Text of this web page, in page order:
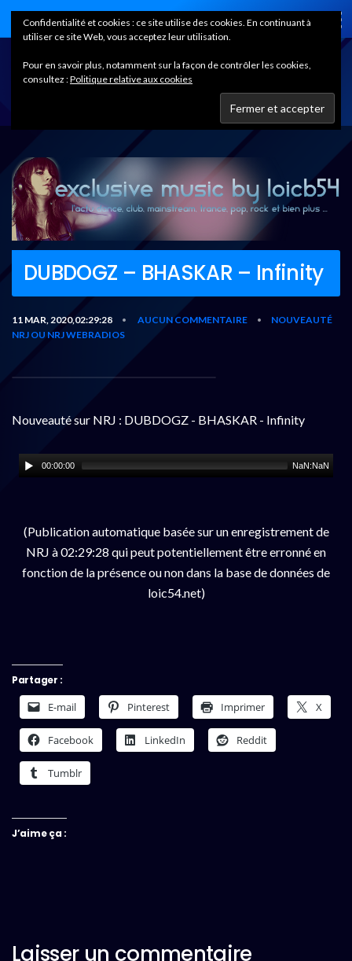
Home
DUBDOGZ – BHASKAR – Infinity
11 MAR, 2020,02:29:28 • AUCUN COMMENTAIRE •
NOUVEAUTÉ
NRJ OU NRJ WEBRADIOS
Nouveauté sur NRJ : DUBDOGZ - BHASKAR - Infinity
00:00:00 NaN:NaN
(Publication automatique basée sur un enregistrement de
NRJ à 02:29:28 qui peut potentiellement être erronné en
fonction de la présence ou non dans la base de données de
loic54.net)
Partager :
E-mail Pinterest Imprimer X
Facebook LinkedIn Reddit
Tumblr
J’aime ça :
Laisser un commentaire
Confidentialité et cookies : ce site utilise des cookies. En continuant à
utiliser ce site Web, vous acceptez leur utilisation.
Pour en savoir plus, notamment sur la façon de contrôler les cookies,
consultez :Politique relative aux cookies